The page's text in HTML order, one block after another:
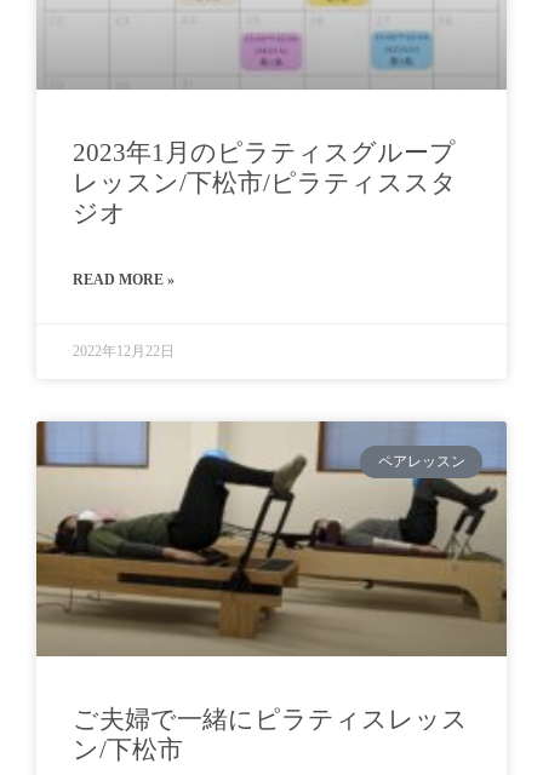
2023年1月のピラティスグループ
レッスン/下松市/ピラティススタ
ジオ
READ MORE »
2022年12月22日
ペアレッスン
ご夫婦で一緒にピラティスレッス
ン/下松市